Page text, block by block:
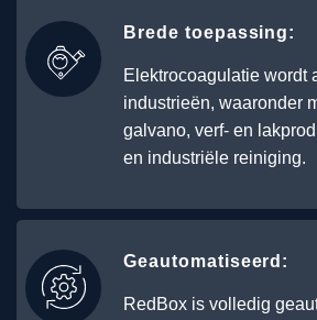
Brede toepassing:
Elektrocoagulatie wordt
industrieën, waaronder
galvano, verf- en
en industriële reiniging.
Geautomatiseerd:
RedBox is volledig